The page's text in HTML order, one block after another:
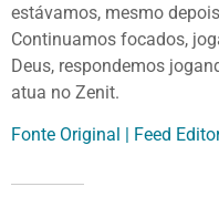
estávamos, mesmo
Continuamos focados,
Deus, respondemos
atua no Zenit.
Fonte Original | Feed